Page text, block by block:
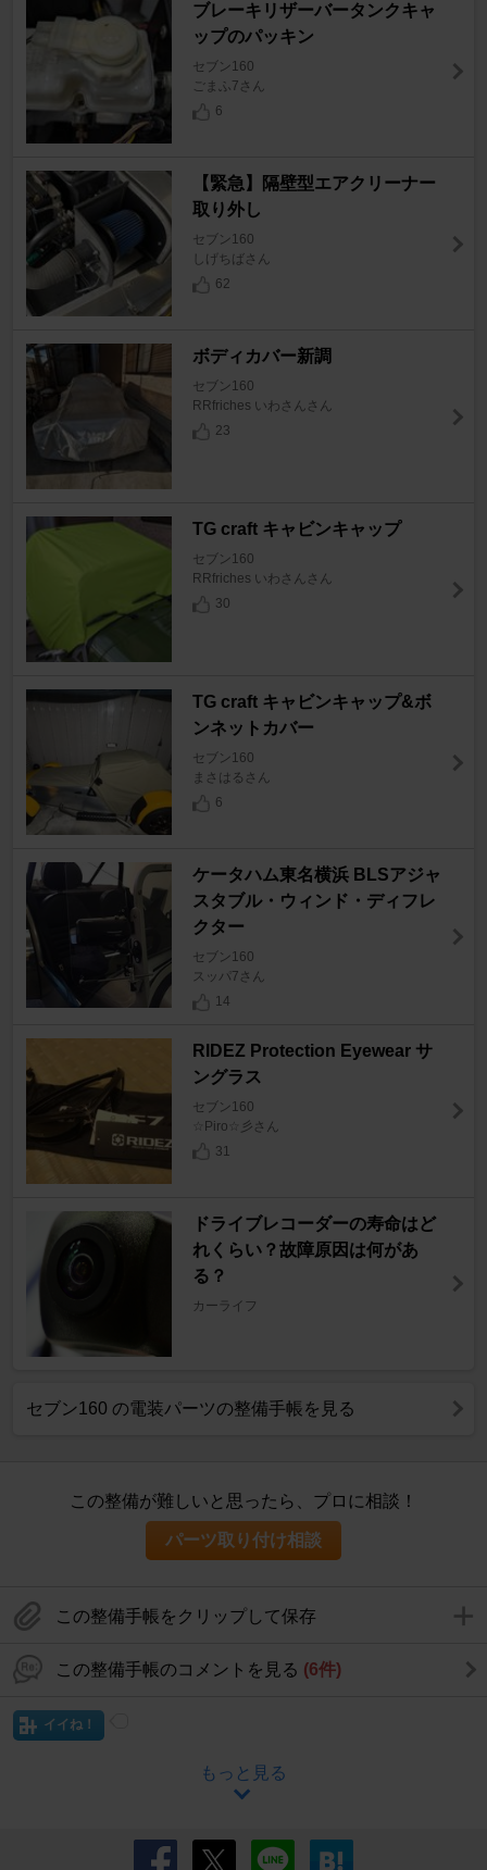
ブレーキリザーバータンクキャ
ップのパッキン
セブン160
ごまふ7さん
6
【緊急】隔壁型エアクリーナー
取り外し
セブン160
しげちばさん
62
ボディカバー新調
セブン160
RRfriches いわさんさん
23
TG craft キャビンキャップ
セブン160
RRfriches いわさんさん
30
TG craft キャビンキャップ&ボ
ンネットカバー
セブン160
まさはるさん
6
ケータハム東名横浜 BLSアジャ
スタブル・ウィンド・ディフレ
クター
セブン160
スッパ7さん
14
RIDEZ Protection Eyewear サ
ングラス
セブン160
☆Piro☆彡さん
31
ドライブレコーダーの寿命はど
れくらい？故障原因は何があ
る？
カーライフ
セブン160 の電装パーツの整備手帳を見る
この整備が難しいと思ったら、プロに相談！
パーツ取り付け相談
この整備手帳をクリップして保存
この整備手帳のコメントを見る (6件)
イイね！
もっと見る